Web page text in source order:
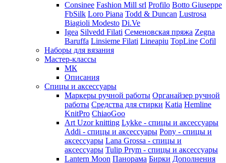
Consinee Fashion Mill srl Profilo Botto Giuseppe
FbSilk Loro Piana Todd & Duncan Lustrosa
Biagioli Modesto Di.Ve
Igea Silvedd Filati Семеновская пряжа Zegna
Baruffa Linsieme Filati Lineapiu TopLine Cofil
Наборы для вязания
Мастер-классы
МК
Описания
Спицы и аксессуары
Маркеры ручной работы Органайзер ручной
работы Средства для стирки Katia Hemline
KnitPro ChiaoGoo
Art Uzor knitting Lykke - спицы и аксессуары
Addi - спицы и аксессуары Pony - спицы и
аксессуары Lana Grossa - спицы и
аксессуары Tulip Prym - спицы и аксессуары
Lantern Moon Панорама Бирки Дополнения